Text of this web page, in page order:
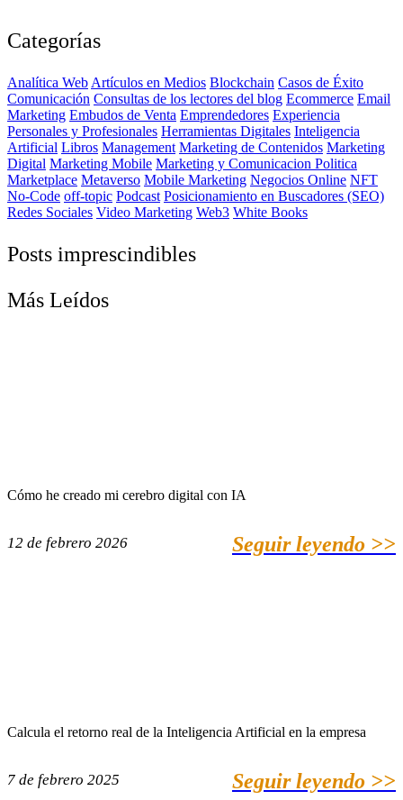
Categorías
Analítica Web Artículos en Medios Blockchain Casos de Éxito
Comunicación Consultas de los lectores del blog Ecommerce Email
Marketing Embudos de Venta Emprendedores Experiencia
Personales y Profesionales Herramientas Digitales Inteligencia
Artificial Libros Management Marketing de Contenidos Marketing
Digital Marketing Mobile Marketing y Comunicacion Politica
Marketplace Metaverso Mobile Marketing Negocios Online NFT
No-Code off-topic Podcast Posicionamiento en Buscadores (SEO)
Redes Sociales Video Marketing Web3 White Books
Posts imprescindibles
Más Leídos
Cómo he creado mi cerebro digital con IA
12 de febrero 2026 Seguir leyendo >>
Calcula el retorno real de la Inteligencia Artificial en la empresa
7 de febrero 2025 Seguir leyendo >>